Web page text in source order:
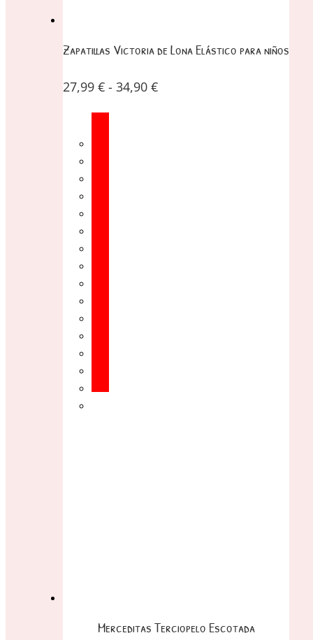
Zapatillas Victoria de Lona Elástico para niños
27,99 € - 34,90 €
Merceditas Terciopelo Escotada